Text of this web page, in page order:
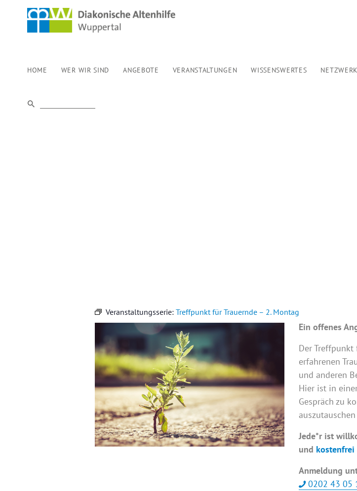
HOME WER WIR SIND ANGEBOTE VERANSTALTUNGEN WISSENSWERTES
Veranstaltungsserie: Treffpunkt für Trauernde – 2. Montag
Ein offenes
Der
erfahrenen
und anderen
Hier ist in
Gespräch zu
Jede*r ist
und kostenfrei
Anmeldung
0202 43 05